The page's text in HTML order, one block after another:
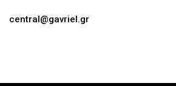
central@gavriel.gr